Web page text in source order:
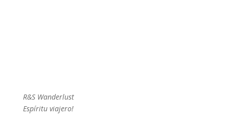
R&S Wanderlust
Espíritu viajero!